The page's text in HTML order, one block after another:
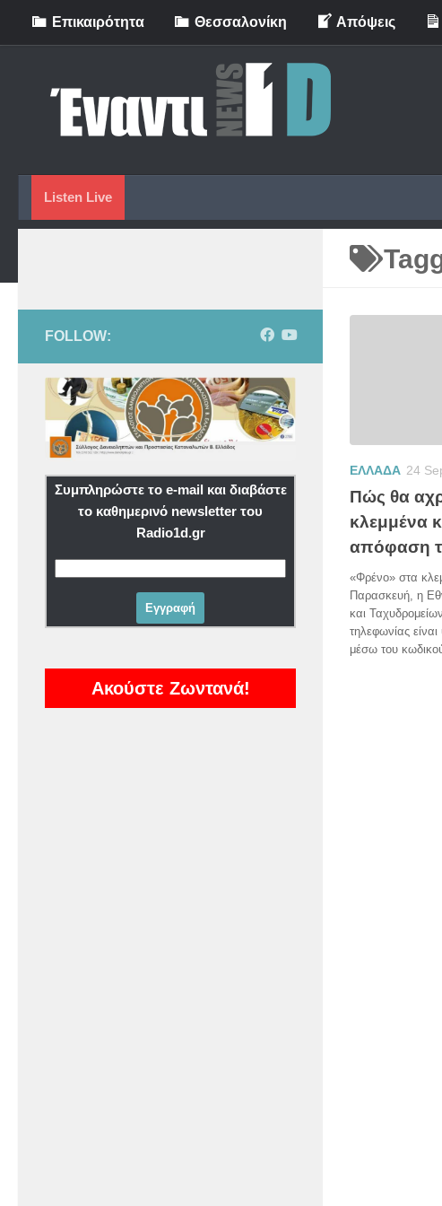
Skip to content
Eπικαιρότητα Θεσσαλονίκη Απόψεις
Listen Live
ΕΛΛΑΔΑ 24
Πώς θα
κλεμμένα
απόφαση
«Φρένο» στα
Παρασκευή, η
και
τηλεφωνίας
μέσω του
FOLLOW:
Συμπληρώστε το e-mail και διαβάστε
το καθημερινό newsletter του
Radio1d.gr
Ακούστε Ζωντανά!